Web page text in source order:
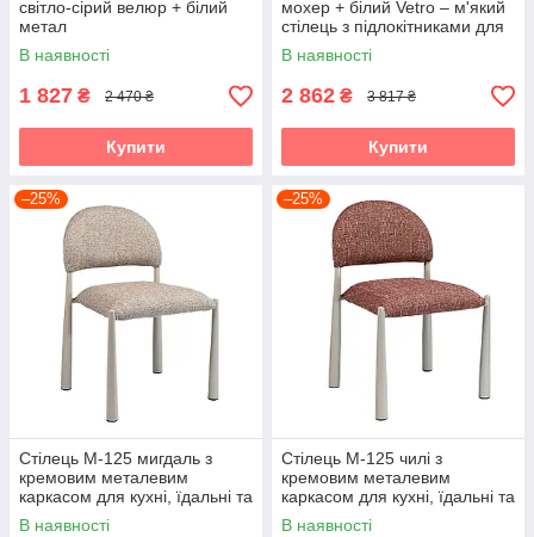
світло-сірий велюр + білий
метал
В наявності
1 827 ₴ 2 470 ₴
Купити
мохер + білий Vetro – м'який
стілець з підлокітниками для
кухні, їдальні та вітальні
В наявності
2 862 ₴ 3 817 ₴
Купити
–25%
Стілець M-125 мигдаль з
кремовим металевим
каркасом для кухні, їдальні та
вітальні Vetro
В наявності
–25%
Стілець M-125 чилі з
кремовим металевим
каркасом для кухні, їдальні та
вітальні Vetro
В наявності